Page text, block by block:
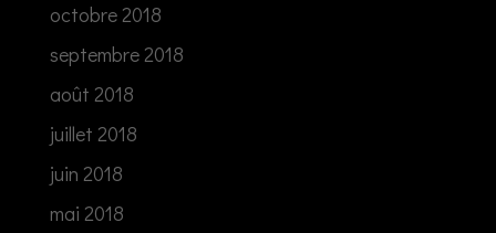
octobre 2018
septembre 2018
août 2018
juillet 2018
juin 2018
mai 2018